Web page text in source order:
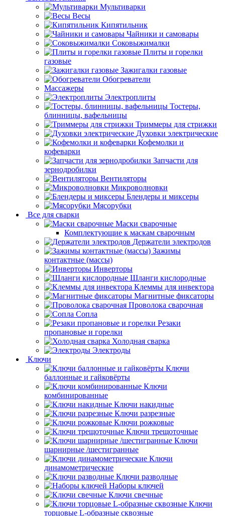
Мультиварки
Весы
Кипятильник
Чайники и самовары
Соковыжималки
Плиты и горелки
газовые
Зажигалки газовые
Обогреватели
Массажеры
Электроплиты
Тостеры,
блинницы, вафельницы
Триммеры для стрижки
Духовки электрические
Кофемолки и
кофеварки
Запчасти для
зернодробилки
Вентиляторы
Микроволновки
Блендеры и миксеры
Мясорубки
Все для сварки
Маски сварочные
Комплектующие к маскам сварочным
Держатели электродов
Зажимы
контактные (массы)
Инверторы
Шланги кислородные
Клеммы для инвектора
Магнитные фиксаторы
Проволока сварочная
Сопла
Резаки
пропановые и горелки
Холодная сварка
Электроды
Ключи
Ключи
баллонные и гайковёрты
Ключи
комбинированные
Ключи накидные
Ключи разрезные
Ключи рожковые
Ключи трещоточные
Ключи
шарнирные /шестигранные
Ключи
динамометрические
Ключи разводные
Наборы ключей
Ключи свечные
Ключи
торцовые L-образные сквозные